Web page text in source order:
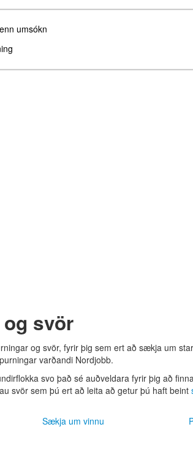
umsókn
svör
og svör, fyrir þig sem ert að sækja um
varðandi Nordjobb.
svo það sé auðveldara fyrir þig að
svör sem þú ert að leita að getur þú haft beint
Sækja um vinnu